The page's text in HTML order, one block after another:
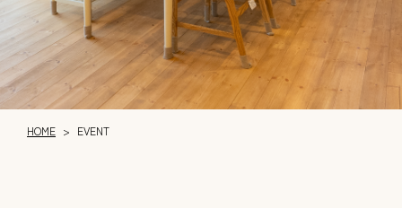
HOME > EVENT